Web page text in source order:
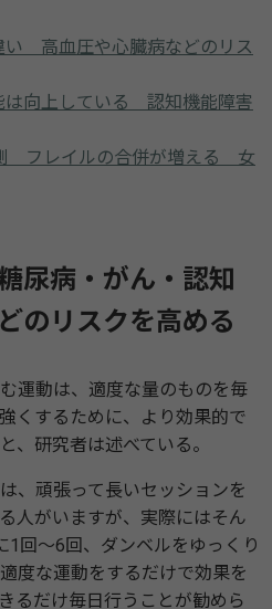
い 高血圧や心臓病などのリス
は向上している 認知機能障害
フレイルの合併が増える 女
尿病・がん・認知
のリスクを高める
運動は、適度な量のものを毎
くするために、より効果的で
、研究者は述べている。
、頑張って長いセッションを
人がいますが、実際にはそん
1回～6回、ダンベルをゆっくり
度な運動をするだけで効果を
るだけ毎日行うことが勧めら